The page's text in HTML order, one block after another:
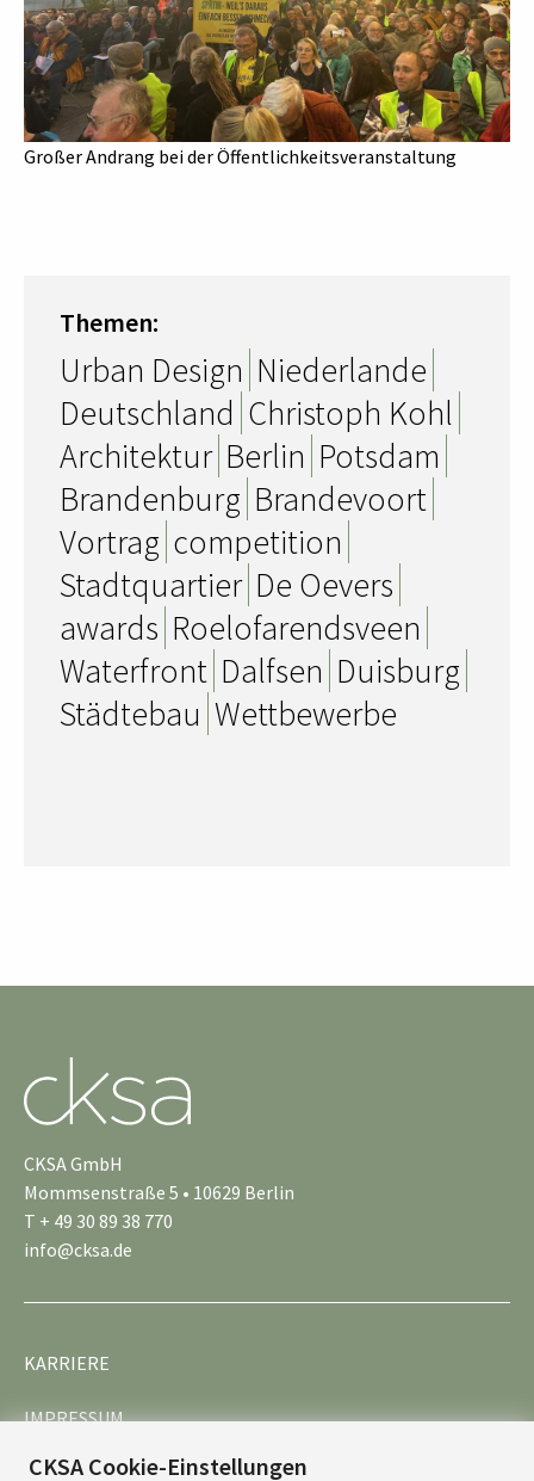
Themen:
Urban Design Niederlande
Deutschland Christoph Kohl
Architektur Berlin Potsdam
Brandenburg Brandevoort
Vortrag competition
Stadtquartier De Oevers
awards Roelofarendsveen
Waterfront Dalfsen Duisburg
Städtebau Wettbewerbe
Großer Andrang bei der Öffentlichkeitsveranstaltung
CKSA GmbH
Mommsenstraße 5 • 10629 Berlin
T + 49 30 89 38 770
info@cksa.de
KARRIERE
IMPRESSUM
DATENSCHUTZ
CKSA Cookie-Einstellungen